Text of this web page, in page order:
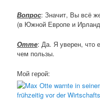
Вопрос: Значит, Вы всё
(в Южной Европе и
Отте: Да. Я уверен, что
чем пользы.
Мой герой: